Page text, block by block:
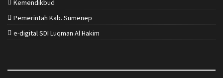
Kemendikbud
Pemerintah Kab. Sumenep
e-digital SDI Luqman Al Hakim